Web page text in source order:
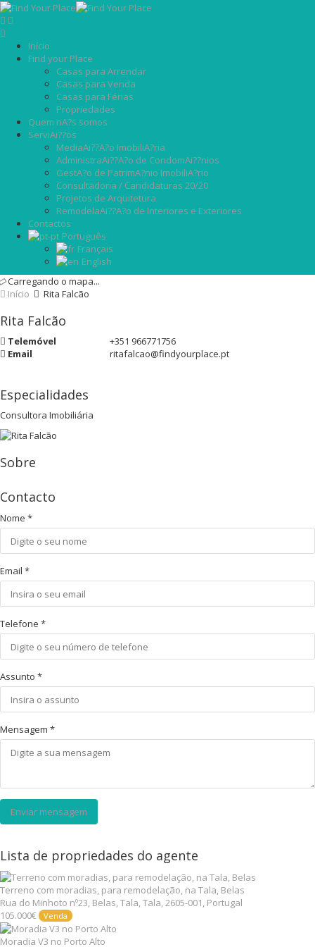
Início
Find your Place
Casas para Arrendar
Casas para Venda
Casas para Férias
Propriedades
Quem nA?s somos
ServiAi??os
MediaAi??A?o ImobiliA?ria
AdministraAi??A?o de CondomAi??nios
GestA?o de PatrimA?nio ImobiliA?rio
Consultadoria / Candidaturas 20/20
Projetos de Arquitetura
RemodelaAi??A?o de Interiores e Exteriores
Contactos
Português
Français
English
Carregando o mapa...
Início
Rita Falcão
Rita Falcão
Telemóvel
+351 966771756
Email
ritafalcao@findyourplace.pt
Especialidades
Consultora Imobiliária
Sobre
Contacto
Nome *
Email *
Telefone *
Assunto *
Mensagem *
Enviar mensagem
Lista de propriedades do agente
Terreno com moradias, para remodelação, na Tala, Belas
Rua do Minhoto nº23, Belas, Tala, Tala, 2605-001, Portugal
105.000€
Venda
Moradia V3 no Porto Alto